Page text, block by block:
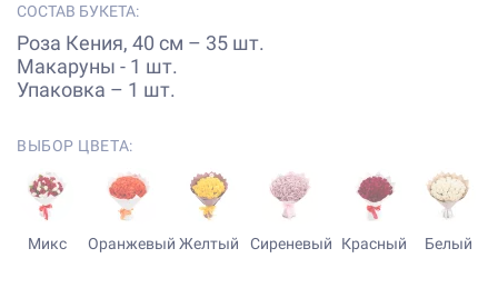
СОСТАВ БУКЕТА:
Роза Кения, 40 см – 35 шт.
Макаруны - 1 шт.
Упаковка – 1 шт.
ВЫБОР ЦВЕТА:
Микс Оранжевый Желтый Сиреневый Красный Белый